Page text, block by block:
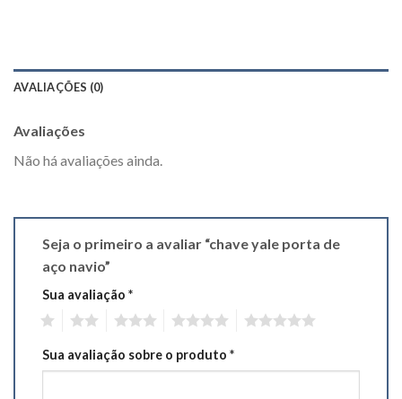
AVALIAÇÕES (0)
Avaliações
Não há avaliações ainda.
Seja o primeiro a avaliar “chave yale porta de
aço navio”
Sua avaliação *
Sua avaliação sobre o produto *